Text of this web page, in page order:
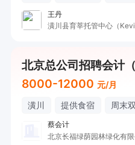
王丹
潢川县育莘托管中心（
北京总公司招聘会计
8000-12000 元/月
潢川 提供食宿 周末
蔡会计
北京长福绿荫园林绿化有限